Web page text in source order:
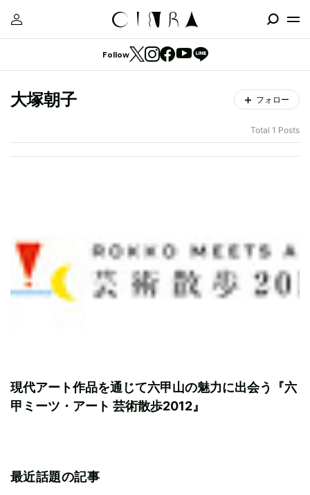
Follow
大塚朝子 フォロー
Total 1 Posts
現代アート作品を通じて六甲山の魅力に出会う『六
甲ミーツ・アート 芸術散歩2012』
最近話題の記事